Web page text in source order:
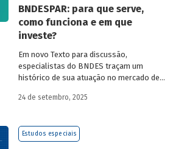
importância da atuação de bancos de
desenvolvimento no mercado de capitais,
a nova estratégia do BNDES e os planos
BNDESPAR: para que serve,
como funciona e em que
investe?
Em novo Texto para discussão,
especialistas do BNDES traçam um
histórico de sua atuação no mercado de
atividade para o desenvolvimento e
investimentos da BNDESPAR.
24 de setembro, 2025
Estudos especiais